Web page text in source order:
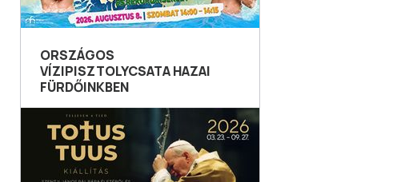
ORSZÁGOS
VÍZIPISZTOLYCSATA HAZAI
FÜRDŐINKBEN